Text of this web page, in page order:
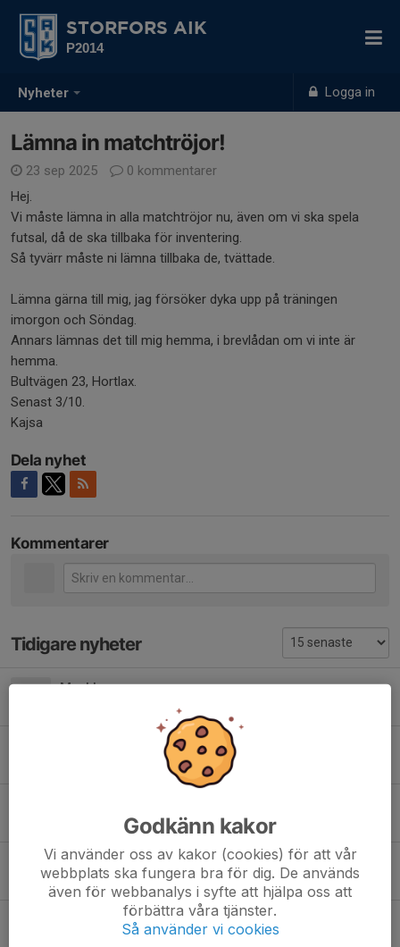
Nyheter Logga in
STORFORS AIK
P2014
Lämna in matchtröjor!
23 sep 2025
0 kommentarer
Hej.
Vi måste lämna in alla matchtröjor nu, även om vi ska spela
futsal, då de ska tillbaka för inventering.
Så tyvärr måste ni lämna tillbaka de, tvättade.
Lämna gärna till mig, jag försöker dyka upp på träningen
imorgon och Söndag.
Annars lämnas det till mig hemma, i brevlådan om vi inte är
hemma.
Bultvägen 23, Hortlax.
Senast 3/10.
Kajsa
Dela nyhet
Kommentarer
Tidigare nyheter
Myckle cup.
0
29 jun, 09:11 1
Inför helgen ⚽️
23 jun, 14:50 0
Ingen träning imorgon tis 23/6
22 jun, 17:05 0
Godkänn kakor
Vi använder oss av kakor (cookies) för att vår
webbplats ska fungera bra för dig. De används
även för webbanalys i syfte att hjälpa oss att
förbättra våra tjänster.
Så använder vi cookies